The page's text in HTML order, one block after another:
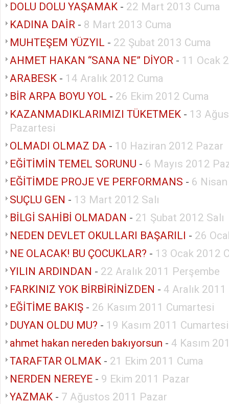
DOLU DOLU YAŞAMAK - 22 Mart 2013 Cuma
KADINA DAİR - 8 Mart 2013 Cuma
MUHTEŞEM YÜZYIL - 22 Şubat 2013 Cuma
AHMET HAKAN “SANA NE” DİYOR - 11 Ocak
ARABESK - 14 Aralık 2012 Cuma
BİR ARPA BOYU YOL - 26 Ekim 2012 Cuma
KAZANMADIKLARIMIZI TÜKETMEK - 13
Pazartesi
OLMADI OLMAZ DA - 10 Haziran 2012 Pazar
EĞİTİMİN TEMEL SORUNU - 6 Mayıs 2012
EĞİTİMDE PROJE VE PERFORMANS - 6
SUÇLU GEN - 13 Mart 2012 Salı
BİLGİ SAHİBİ OLMADAN - 21 Şubat 2012 Salı
NEDEN DEVLET OKULLARI BAŞARILI - 26
NE OLACAK! BU ÇOCUKLAR? - 13 Ocak 2012
YILIN ARDINDAN - 22 Aralık 2011 Perşembe
FARKINIZ YOK BİRBİRİNİZDEN - 4 Aralık
EĞİTİME BAKIŞ - 26 Kasım 2011 Cumartesi
DUYAN OLDU MU? - 19 Kasım 2011 Cumartesi
ahmet hakan nereden bakıyorsun - 4 Kasım
TARAFTAR OLMAK - 21 Ekim 2011 Cuma
NERDEN NEREYE - 9 Ekim 2011 Pazar
YAZMAK - 7 Ağustos 2011 Pazar